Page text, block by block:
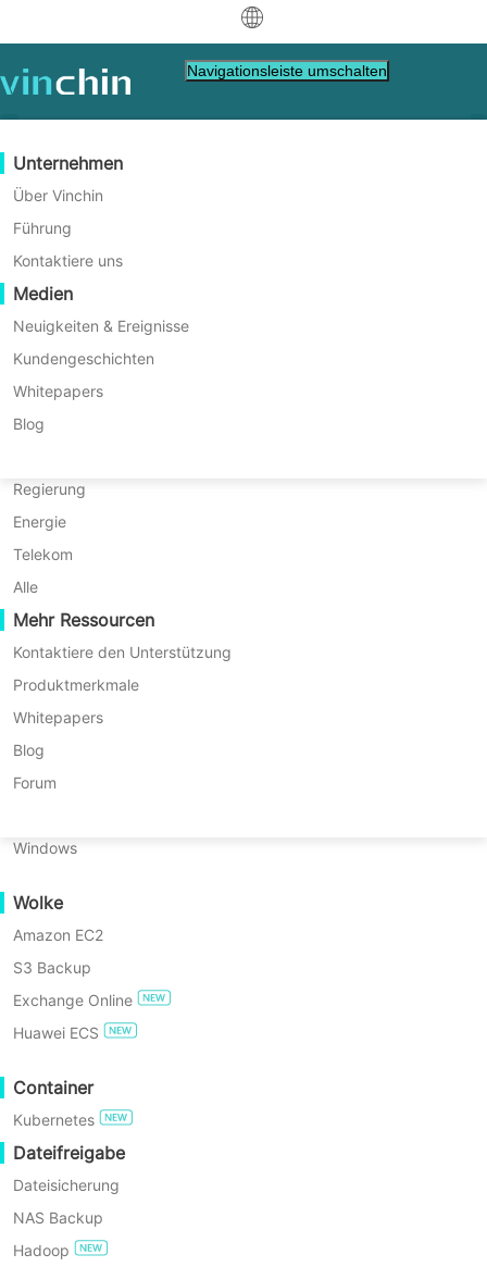
Download Unterstützung
中文
Datenschutz
Backup & Recovery
Echtzeitreplikation
Kontinuierlicher Datenschutz
Offsite-Kopie
Archivierung
Job-Orchestrierung
Workload-Mobilität
V2V-Migration
P2P-Migration
C2C-Migration
C2V-Migration
P2C-Migration
Wiederherstellbarkeit
VM-Wiederherstellungsüberprüfung
OS-Wiederherstellungsüberprüfung
Datensicherheit
Sicherung in die Cloud
GDPR-Compliance
JETZT KOSTENLOS TESTEN
Virtuell
VMware
Hyper-V
Proxmox
XCP-ng
oVirt
H3C CAS/UIS
ZStack
Sangfor HCI
Huawei FusionCompute
Red Hat Virtualization
Oracle OLVM
XenServer/Citrix Hypervisor
KayGrid
InCloud Sphere
Arcfra
FusionOne Compute
NexaVM
Physischer Server
Windows
Wolke
Amazon EC2
S3 Backup
Exchange Online
Huawei ECS
Container
Kubernetes
Dateifreigabe
Dateisicherung
NAS Backup
Hadoop
Unterstützung-Ressourcen
Wissensdatenbank
Wie man Videos abspielt
Hilfezentrum
Live-Veranstaltungen
Webinare
Live-Demo
Kundengeschichten
IT Dienstleistungen
Regierung
Energie
Telekom
Alle
Mehr Ressourcen
Kontaktiere den Unterstützung
Produktmerkmale
Whitepapers
Blog
Forum
Kaufanleitung
Erfahren Sie, wie Sie kaufen
Lizenzrichtlinie
Häufig gestellte Fragen
Kontakt
Angebot anfordern
Werden Sie ein Partner
Partner Programm
Werden Sie ein Partner
Finde einen Partner.
Finden Sie einen lokalen Partner
Bereits Partner
Partner-Portal-Anmeldung
Unternehmen
Über Vinchin
Führung
Kontaktiere uns
Medien
Neuigkeiten & Ereignisse
Kundengeschichten
Whitepapers
Blog
Navigationsleiste umschalten
Vinchin Lizenzpolitik
1. Vinchin-Lizenztypen
1.1. Bezahlte Lizenzen
1.1.1. Perpetual-Lizenz
Vinchins ewige Lizenz gewährt Kunden das Nutzungsrecht
an Vinchin-Software auf unbegrenzte Zeit. Eine einmalige
Lizenzgebühr ermöglicht den dauerhaften Gebrauch einer
LIZENZIERUNGSMODUL
VM-Backup